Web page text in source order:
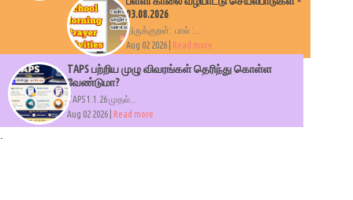
03.08.2026
திருக்குறள்: பால் :...
Aug 02 2026 |
Read more
TAPS பற்றிய முழு விவரங்கள் தெரிந்து கொள்ள
வேண்டுமா?
TAPS 1.1.26 முதல்...
Aug 02 2026 |
Read more